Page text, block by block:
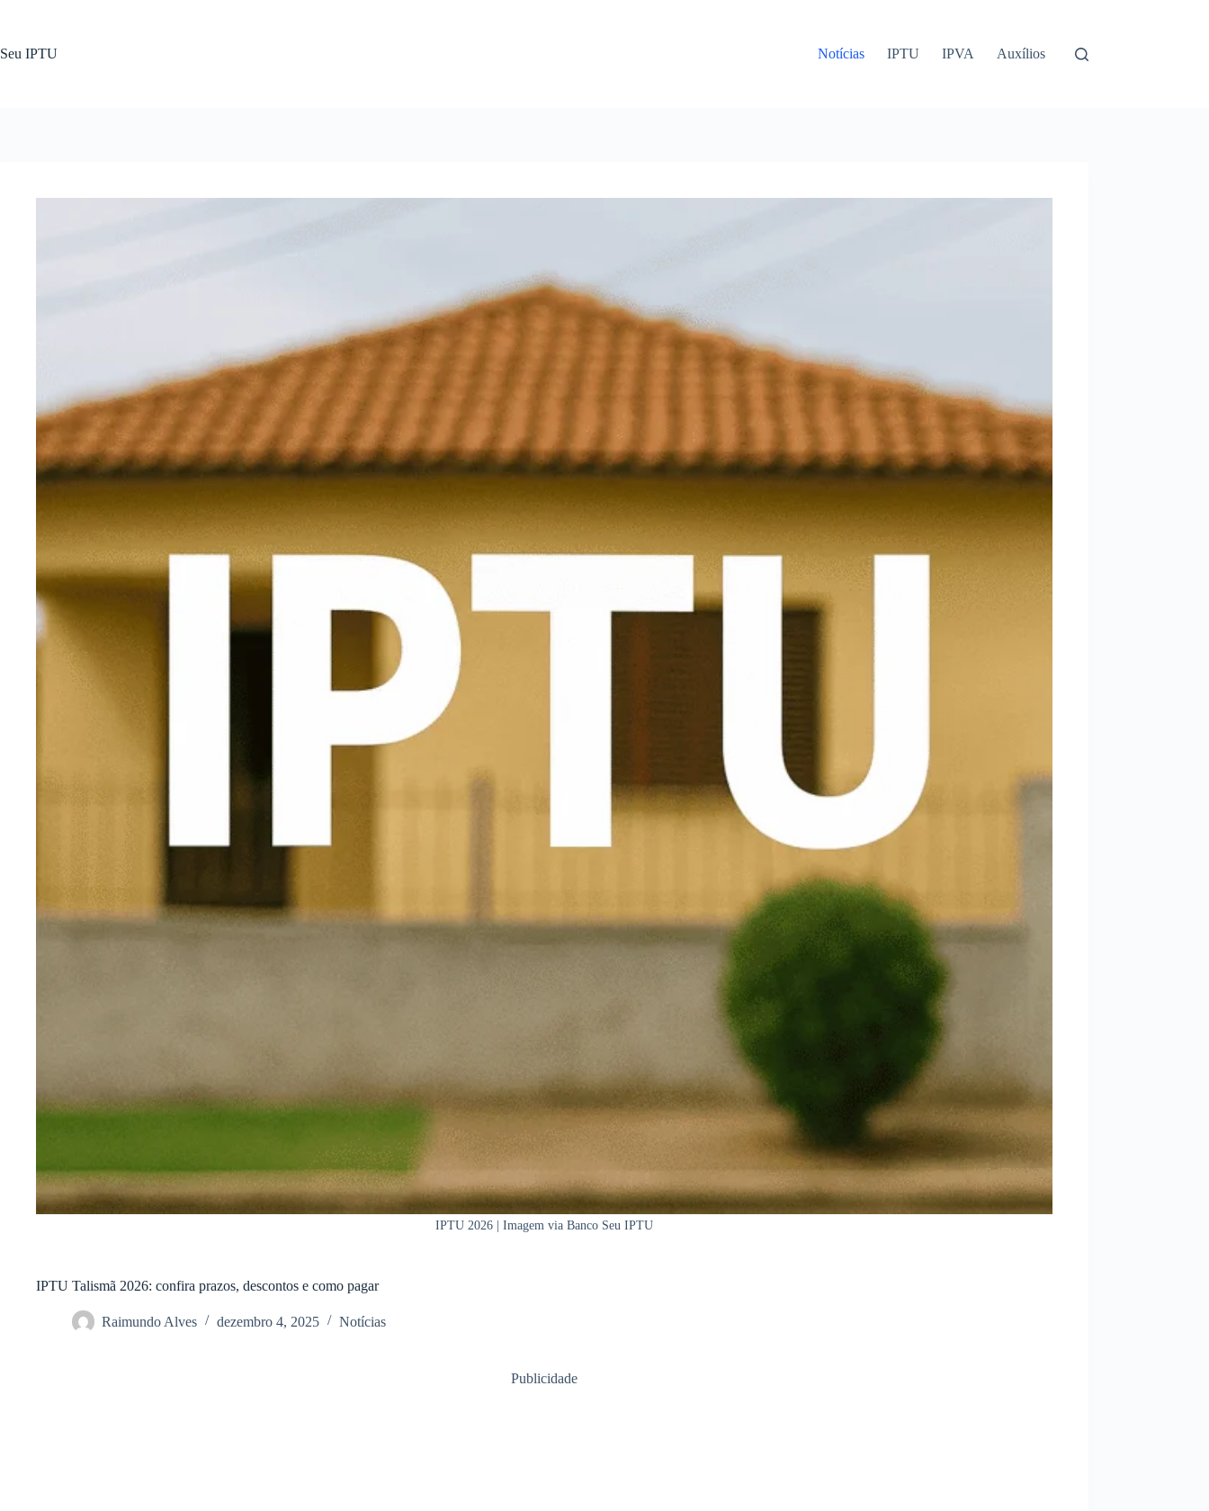
conteúdo
Seu IPTU Notícias IPTU IPVA Auxílios
IPTU 2026 | Imagem via Banco Seu IPTU
IPTU Talismã 2026: confira prazos, descontos e como pagar
Raimundo Alves dezembro 4, 2025 Notícias
Publicidade